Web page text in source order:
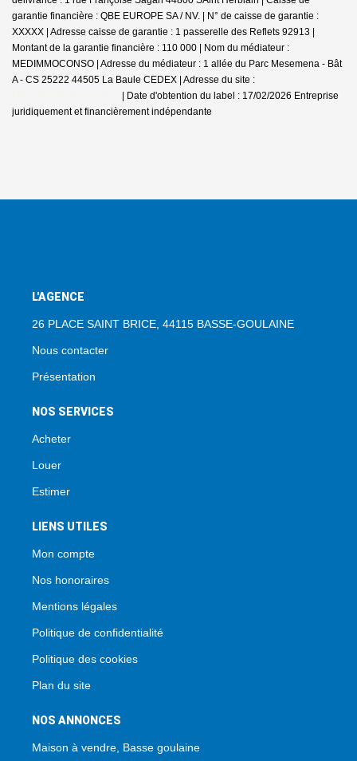
garantie financière : QBE EUROPE SA / NV. | N° de caisse de garantie :
XXXXX | Adresse caisse de garantie : 1 passerelle des Reflets 92913 |
Montant de la garantie financière : 110 000 | Nom du médiateur :
MEDIMMOCONSO | Adresse du médiateur : 1 allée du Parc Mesemena - Bât
A - CS 25222 44505 La Baule CEDEX | Adresse du site :
| Date d'obtention du label : 17/02/2026 Entreprise
juridiquement et financièrement indépendante
L'AGENCE
26 PLACE SAINT BRICE, 44115 BASSE-GOULAINE
Nous contacter
Présentation
NOS SERVICES
Acheter
Louer
Estimer
LIENS UTILES
Mon compte
Nos honoraires
Mentions légales
Politique de confidentialité
Politique des cookies
Plan du site
NOS ANNONCES
Maison à vendre, Basse goulaine